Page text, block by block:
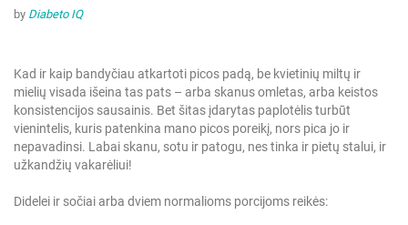
by Diabeto IQ
Kad ir kaip bandyčiau atkartoti picos padą, be kvietinių miltų ir
mielių visada išeina tas pats – arba skanus omletas, arba keistos
konsistencijos sausainis. Bet šitas įdarytas paplotėlis turbūt
vienintelis, kuris patenkina mano picos poreikį, nors pica jo ir
nepavadinsi. Labai skanu, sotu ir patogu, nes tinka ir pietų stalui, ir
užkandžių vakarėliui!
Didelei ir sočiai arba dviem normalioms porcijoms reikės: